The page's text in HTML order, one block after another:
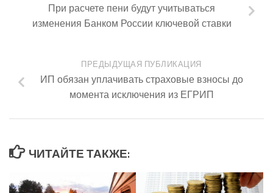
При расчете пени будут учитываться
изменения Банком России ключевой ставки
ПРЕДЫДУЩАЯ ПУБЛИКАЦИЯ
ИП обязан уплачивать страховые взносы до
момента исключения из ЕГРИП
ЧИТАЙТЕ ТАКЖЕ: